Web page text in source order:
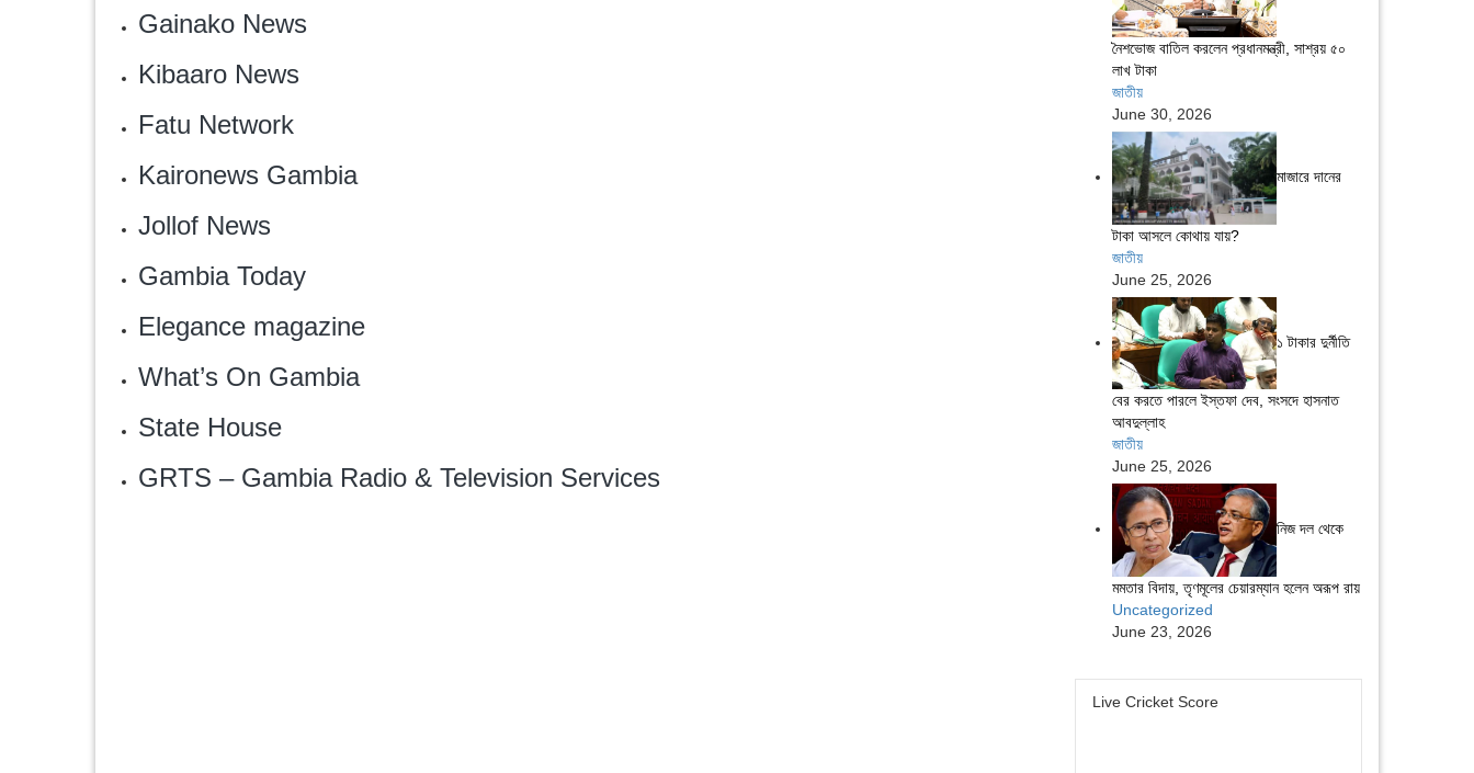
Gainako News
Kibaaro News
Fatu Network
Kaironews Gambia
Jollof News
‎Gambia Today
Elegance magazine
‎What’s On Gambia
State House
GRTS – Gambia Radio & Television Services
নৈশভোজ বাতিল করলেন প্রধানমন্ত্রী, সাশ্রয় ৫০
লাখ টাকা
জাতীয়
June 30, 2026
মাজারে দানের
টাকা আসলে কোথায় যায়?
জাতীয়
June 25, 2026
১ টাকার দুর্নীতি
বের করতে পারলে ইস্তফা দেব, সংসদে হাসনাত
আবদুল্লাহ
জাতীয়
June 25, 2026
নিজ দল থেকে
মমতার বিদায়, তৃণমূলের চেয়ারম্যান হলেন অরূপ রায়
Uncategorized
June 23, 2026
Live Cricket Score